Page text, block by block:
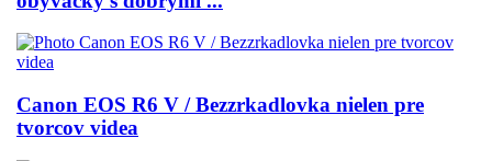
Canon EOS R6 V / Bezzrkadlovka nielen pre
tvorcov videa